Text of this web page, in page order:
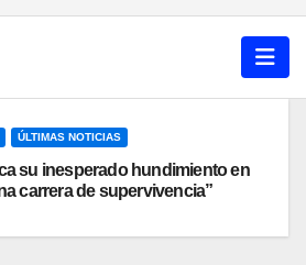
ÚLTIMAS NOTICIAS
su inesperado hundimiento en
carrera de supervivencia”